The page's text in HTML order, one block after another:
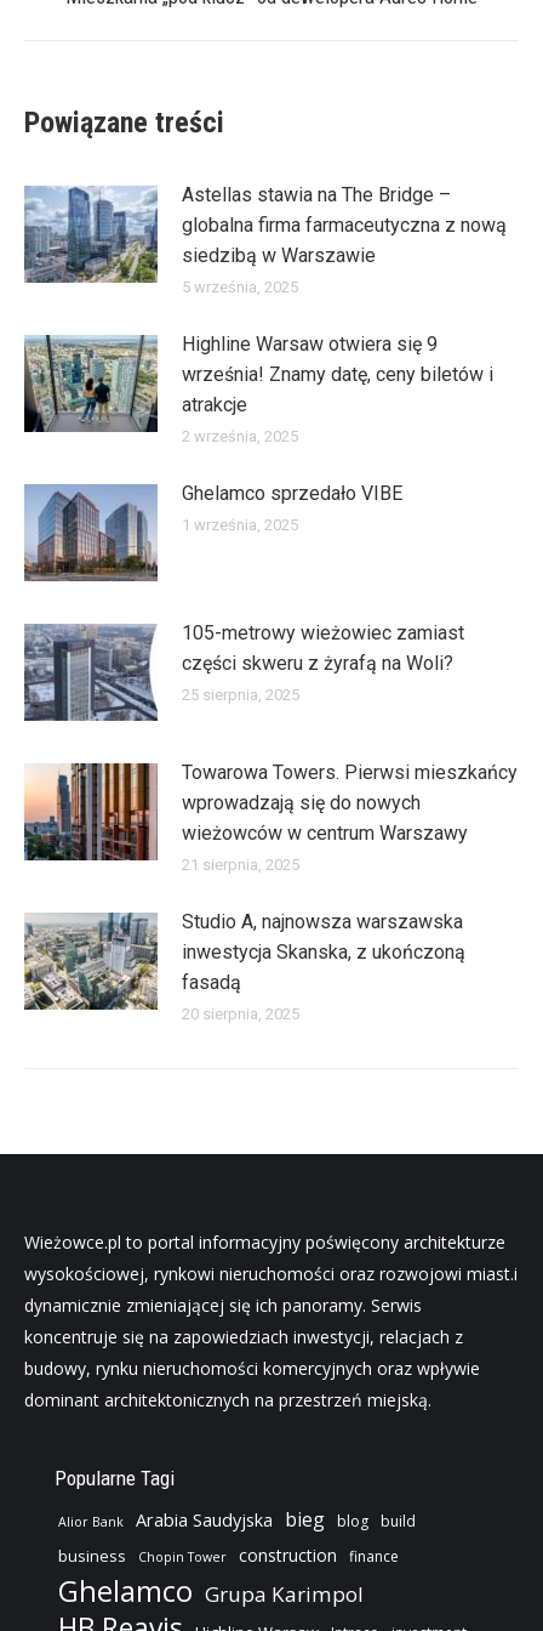
Powiązane treści
Astellas stawia na The Bridge –
globalna firma farmaceutyczna z nową
siedzibą w Warszawie
5 września, 2025
Highline Warsaw otwiera się 9
września! Znamy datę, ceny biletów i
atrakcje
2 września, 2025
Ghelamco sprzedało VIBE
1 września, 2025
105-metrowy wieżowiec zamiast
części skweru z żyrafą na Woli?
25 sierpnia, 2025
Towarowa Towers. Pierwsi mieszkańcy
wprowadzają się do nowych
wieżowców w centrum Warszawy
21 sierpnia, 2025
Studio A, najnowsza warszawska
inwestycja Skanska, z ukończoną
fasadą
20 sierpnia, 2025
Wieżowce.pl to portal informacyjny poświęcony architekturze
wysokościowej, rynkowi nieruchomości oraz rozwojowi miast.i
dynamicznie zmieniającej się ich panoramy. Serwis
koncentruje się na zapowiedziach inwestycji, relacjach z
budowy, rynku nieruchomości komercyjnych oraz wpływie
dominant architektonicznych na przestrzeń miejską.
Popularne Tagi
Alior Bank Arabia Saudyjska bieg blog build
business Chopin Tower construction finance
Ghelamco Grupa Karimpol